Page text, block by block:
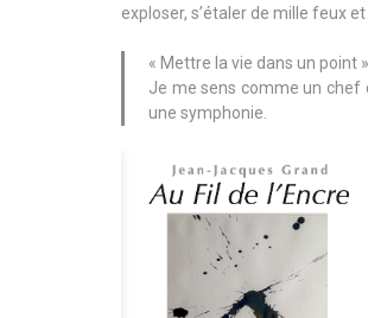
exploser, s’étaler de mille feux
« Mettre la vie dans un point
Je me sens comme un chef
une symphonie.